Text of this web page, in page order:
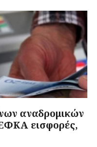
αναδρομικών
εισφορές,